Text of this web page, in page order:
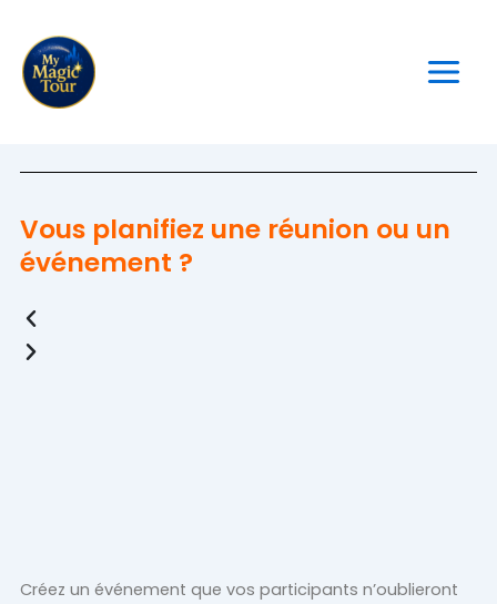
contenu
Vous planifiez une réunion ou un
événement ?
Créez un événement que vos participants n’oublieront